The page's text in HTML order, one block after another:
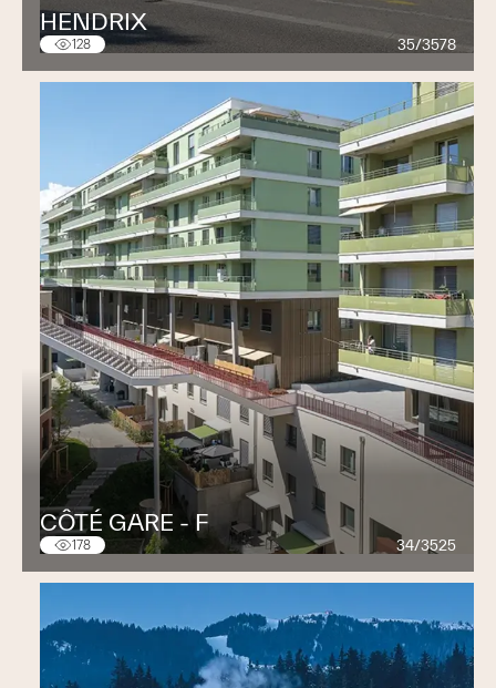
HENDRIX
128 35/3578
CÔTÉ GARE - F
178 34/3525